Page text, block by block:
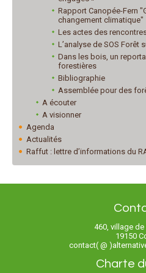
Rapport Canopée-Fern
changement climatique"
Les actes des
L’analyse de SOS Forêt
Dans les bois, un
forestières
Bibliographie
Assemblée pour des
A écouter
A visionner
Agenda
Actualités
Raffut : lettre d’informations du
460, village
19150
contact( @
Charte